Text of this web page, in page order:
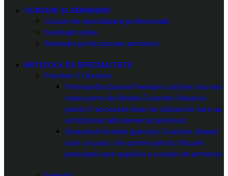
CURSURI ȘI SEMINARII
Cursuri de specializare profesională
Seminarii online
Seminarii perfecționare antrenori
ARTICOLE DE SPECIALITATE
Premium / Gratuite
PremiumSecțiunea Premium conține cea mai
mare parte din librăria Coaches Ahead și
poate fi accesată doar de utilizatorii care au
achiziționat abonamentul premium.
GratuiteArticolele gratuite Coaches Ahead
sunt un punct de pornire pentru fiecare
persoană care aspiră la o poziție de antrenor.